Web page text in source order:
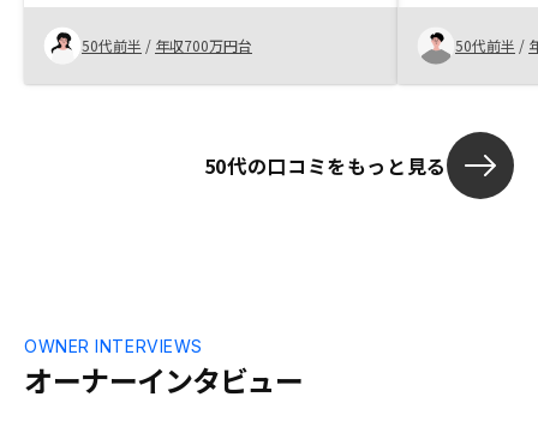
50代前半 / 年収700万円台
していると感
は、担当者が
契約できてよ
50代前半 /
50代の口コミをもっと見る
オーナーインタビュー
OWNER INTERVIEWS